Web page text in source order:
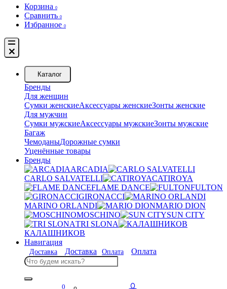
Корзина 0
Сравнить 0
Избранное 0
Каталог
Бренды
Для женщин
Сумки женскиеАксессуары женскиеЗонты женские
Для мужчин
Сумки мужскиеАксессуары мужскиеЗонты мужские
Багаж
ЧемоданыДорожные сумки
Уценённые товары
Бренды
ARCADIA
CARLO SALVATELLI
CATIROYA
FLAME DANCE
FULTON
GIRONACCI
MARINO ORLANDI
MARIO DION
MOSCHINO
SUN CITY
TRI SLONA
КАЛАШНИКОВ
Навигация
Доставка Доставка Оплата Оплата
0